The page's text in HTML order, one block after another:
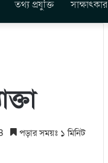
তথ্য প্রযুক্তি সাক্ষাৎকার
পড়ার সময়ঃ ১ মিনিট